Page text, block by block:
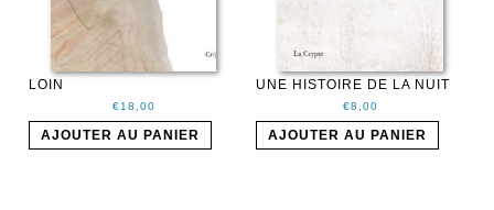
LOIN
€18,00
AJOUTER AU PANIER
UNE HISTOIRE DE LA NUIT
€8,00
AJOUTER AU PANIER